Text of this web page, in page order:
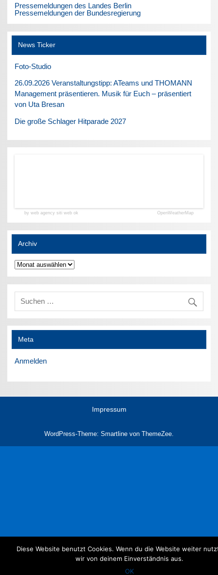
Pressemeldungen des Landes Berlin
Pressemeldungen der Bundesregierung
News Ticker
Foto-Studio
26.09.2026 Veranstaltungstipp: ATeams und THOMANN
Management präsentieren. Musik für Euch – präsentiert
von Uta Bresan
Die große Schlager Hitparade 2027
by web agency siti web ok OpenWeatherMap
Archiv
Archiv
Meta
Anmelden
Impressum
WordPress-Theme: Smartline von ThemeZee.
Diese Website benutzt Cookies. Wenn du die Website weiter
wir von deinem Einverständnis aus.
OK